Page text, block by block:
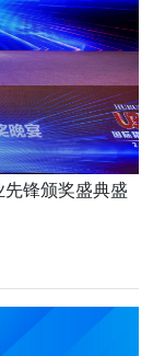
锋颁奖盛典盛